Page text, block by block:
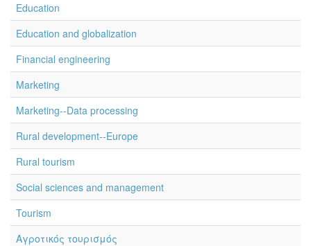
Education
Education and globalization
Financial engineering
Marketing
Marketing--Data processing
Rural development--Europe
Rural tourism
Social sciences and management
Tourism
Αγροτικός τουρισμός